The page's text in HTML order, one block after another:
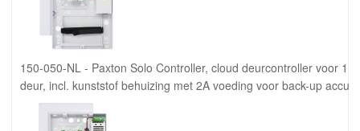
150-050-NL - Paxton Solo Controller, cloud deurcontroller voor 1
deur, incl. kunststof behuizing met 2A voeding voor back-up accu